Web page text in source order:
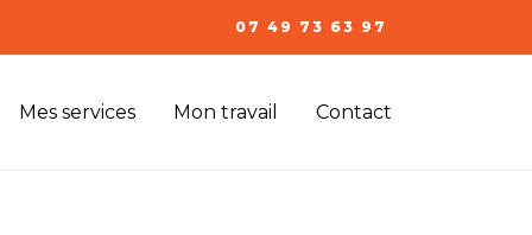
07 49 73 63 97
Mes services Mon travail Contact